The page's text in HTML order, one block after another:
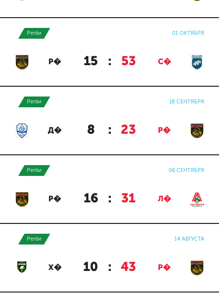
Регби 01 ОКТЯБРЯ
Р� 15 : 53 С�
Регби 18 СЕНТЯБРЯ
Д� 8 : 23 Р�
Регби 06 СЕНТЯБРЯ
Р� 16 : 31 Л�
Регби 14 АВГУСТА
Х� 10 : 43 Р�